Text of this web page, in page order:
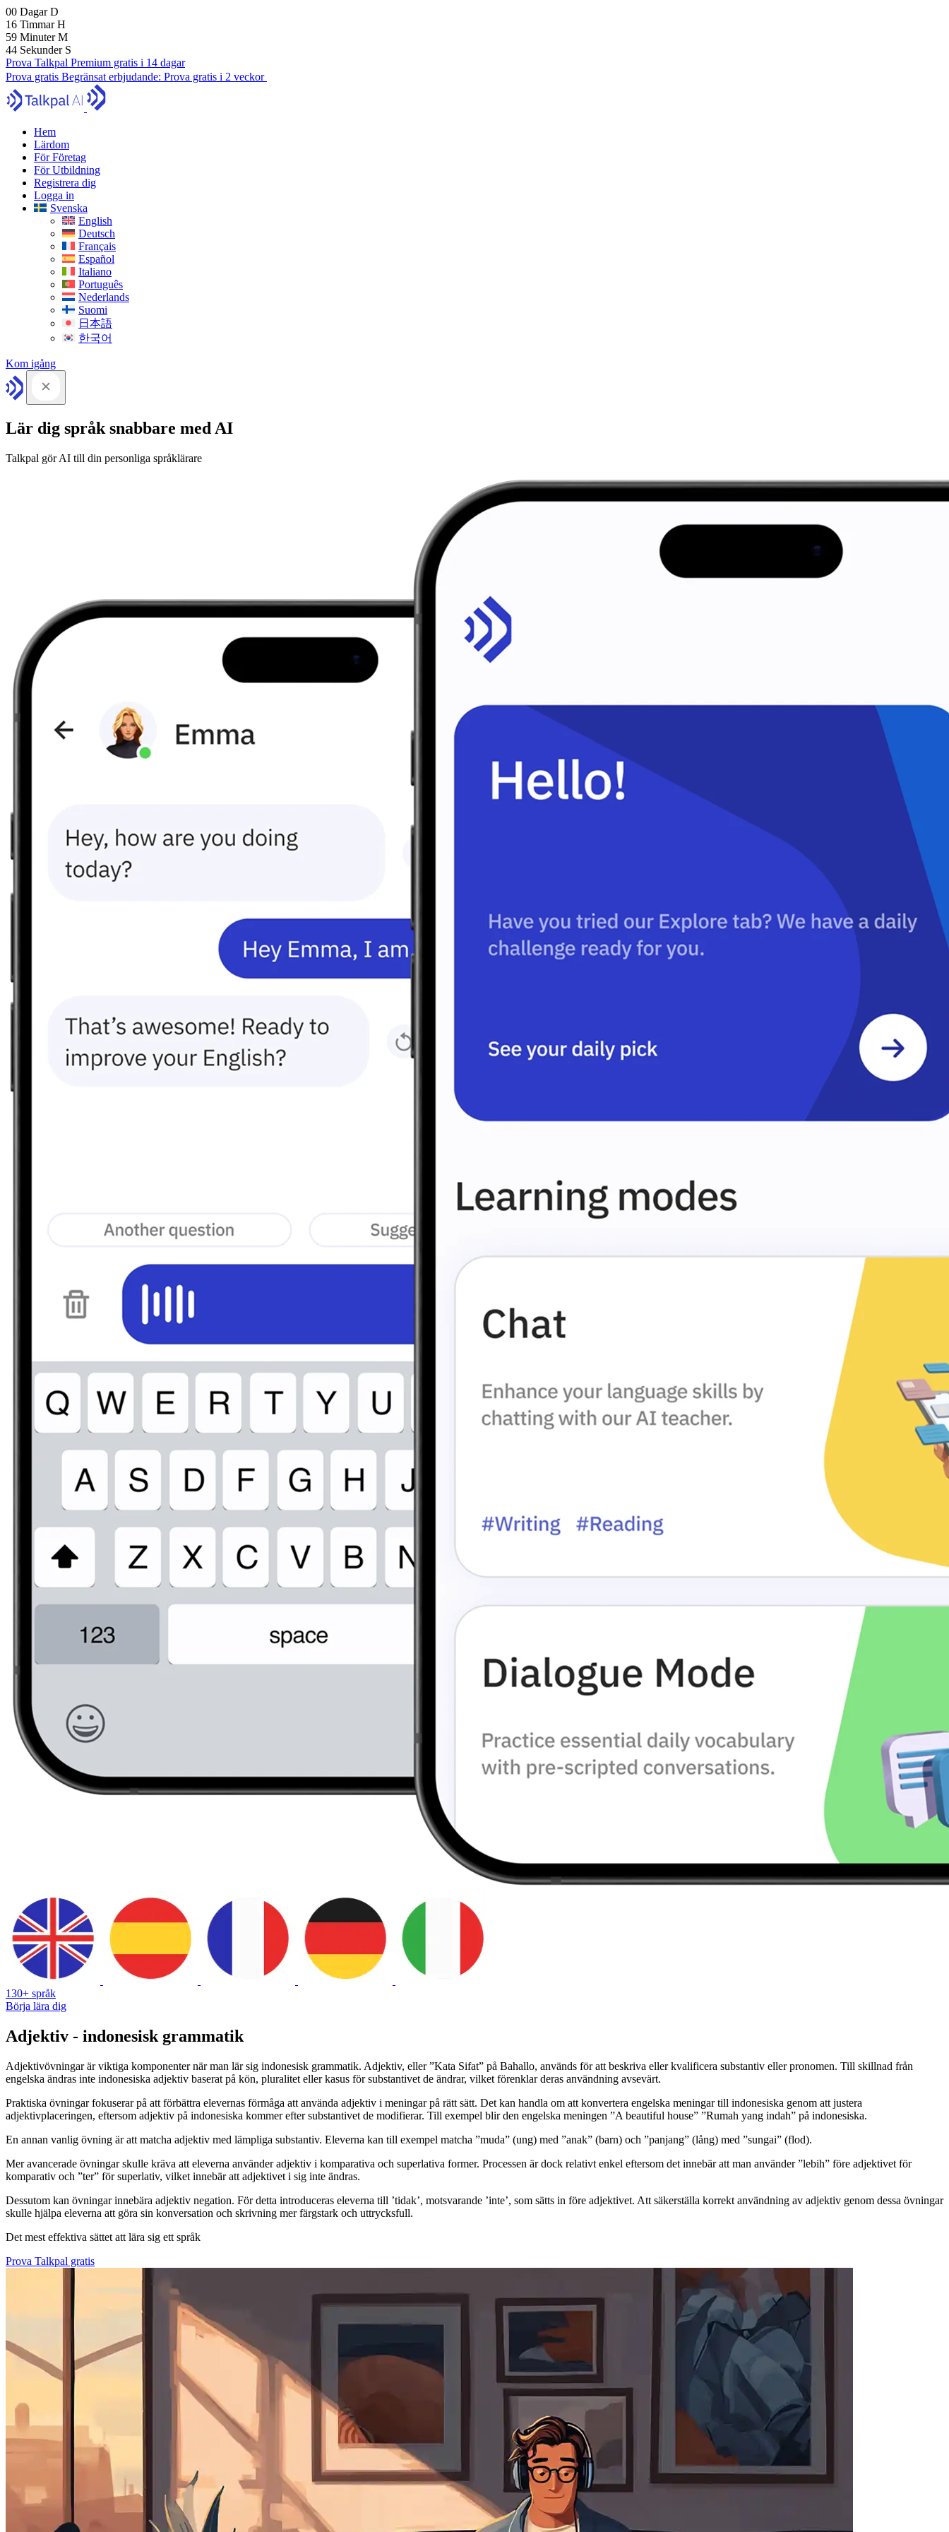
00 DagarD
16 TimmarH
59 MinuterM
43 Sekunder S
Prova Talkpal Premium gratis i 14 dagar
Prova gratis Begränsat erbjudande: Prova gratis i 2 veckor
Hem
Lärdom
För Företag
För Utbildning
Registrera dig
Logga in
Svenska
English
Deutsch
Français
Español
Italiano
Português
Nederlands
Suomi
日本語
한국어
Kom igång
Lär dig språk snabbare med AI
Talkpal gör AI till din personliga språklärare
130+ språk
Börja lära dig
Adjektiv - indonesisk grammatik
Adjektivövningar är viktiga komponenter när man lär sig indonesisk grammatik. Adjektiv, eller ”Kata Sifat” på Bahallo, används för att beskriva eller kvalificera substantiv eller pronomen. Till skillnad från
engelska ändras inte indonesiska adjektiv baserat på kön, pluralitet eller kasus för substantivet de ändrar, vilket förenklar deras användning avsevärt.
Praktiska övningar fokuserar på att förbättra elevernas förmåga att använda adjektiv i meningar på rätt sätt. Det kan handla om att konvertera engelska meningar till indonesiska genom att justera
adjektivplaceringen, eftersom adjektiv på indonesiska kommer efter substantivet de modifierar. Till exempel blir den engelska meningen ”A beautiful house” ”Rumah yang indah” på indonesiska.
En annan vanlig övning är att matcha adjektiv med lämpliga substantiv. Eleverna kan till exempel matcha ”muda” (ung) med ”anak” (barn) och ”panjang” (lång) med ”sungai” (flod).
Mer avancerade övningar skulle kräva att eleverna använder adjektiv i komparativa och superlativa former. Processen är dock relativt enkel eftersom det innebär att man använder ”lebih” före adjektivet för
komparativ och ”ter” för superlativ, vilket innebär att adjektivet i sig inte ändras.
Dessutom kan övningar innebära adjektiv negation. För detta introduceras eleverna till ’tidak’, motsvarande ’inte’, som sätts in före adjektivet. Att säkerställa korrekt användning av adjektiv genom dessa övningar
skulle hjälpa eleverna att göra sin konversation och skrivning mer färgstark och uttrycksfull.
Det mest effektiva sättet att lära sig ett språk
Prova Talkpal gratis